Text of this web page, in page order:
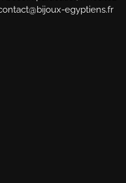
egyptiens.fr